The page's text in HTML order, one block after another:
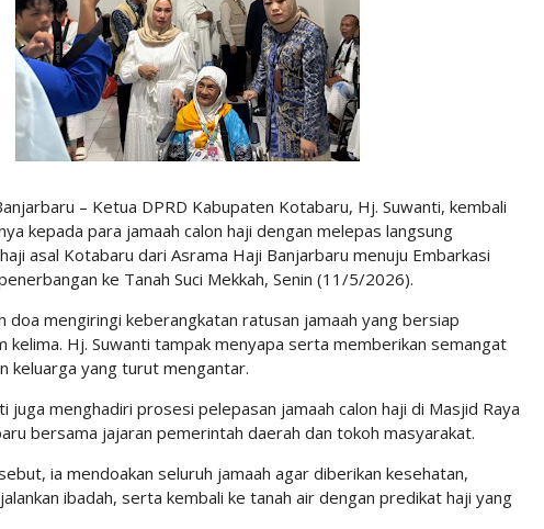
– Ketua DPRD Kabupaten Kotabaru, Hj. Suwanti, kembali
kepada para jamaah calon haji dengan melepas langsung
asal Kotabaru dari Asrama Haji Banjarbaru menuju Embarkasi
ke Tanah Suci Mekkah, Senin (11/5/2026).
doa mengiringi keberangkatan ratusan jamaah yang bersiap
kelima. Hj. Suwanti tampak menyapa serta memberikan semangat
keluarga yang turut mengantar.
juga menghadiri prosesi pelepasan jamaah calon haji di Masjid Raya
bersama jajaran pemerintah daerah dan tokoh masyarakat.
ia mendoakan seluruh jamaah agar diberikan kesehatan,
ibadah, serta kembali ke tanah air dengan predikat haji yang